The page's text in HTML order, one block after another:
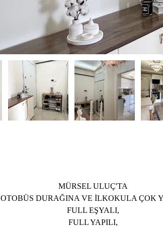
MÜRSEL ULUÇ'TA
OTOBÜS DURAĞINA VE İLKOKULA ÇOK
FULL EŞYALI,
FULL YAPILI,